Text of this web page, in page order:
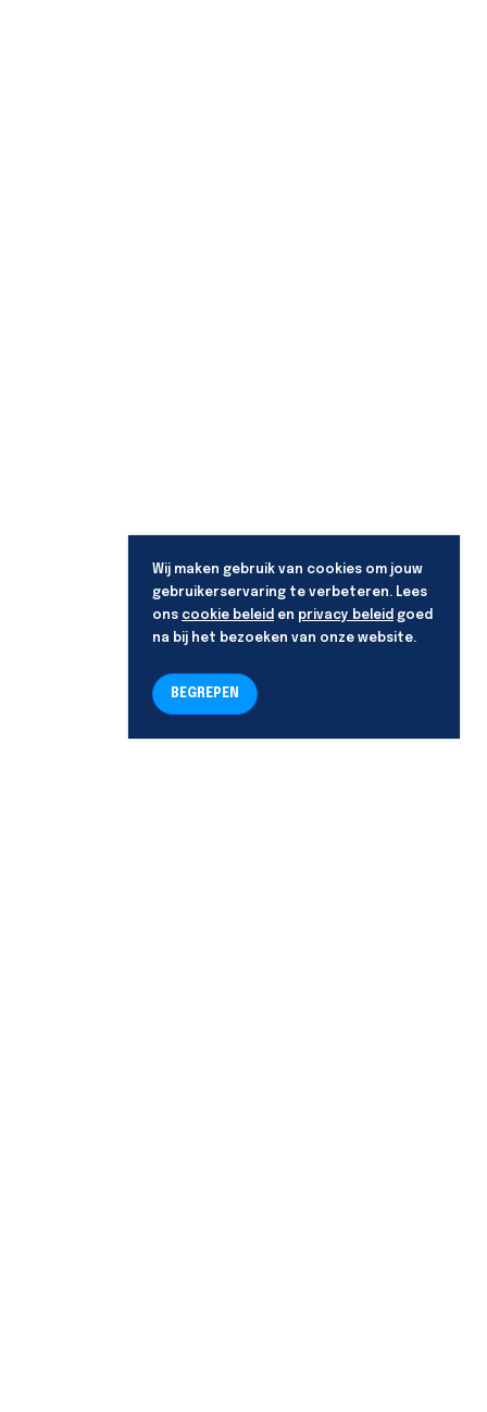
Wij maken gebruik van cookies om jouw
gebruikerservaring te verbeteren. Lees
ons cookie beleid en privacy beleid goed
na bij het bezoeken van onze website.
BEGREPEN